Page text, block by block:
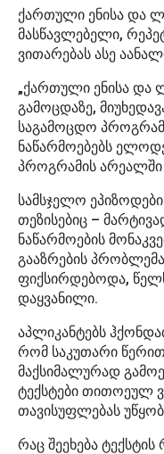
ქართული ენისა და
მასწავლებელი,
ვითარებას ასე
„ქართული ენისა
გამოცდაზე,
საგამოცდო
ნაწარმოებებს
პროგრამის არეალში
სამსჯელო
თეზისებიც –
ნაწარმოების
გააზრების
ფიქსირდებოდა, წელს
დაყვანილი.
აპლიკანტებს
რომ საკუთარი
მაქსიმალურად
ტექსტები თითოეულ
თავისუფლებას
რაც შეეხება